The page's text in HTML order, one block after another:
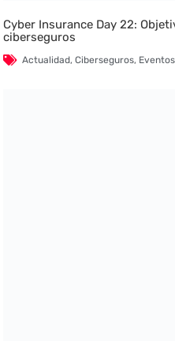
Cyber Insurance Day 22:
ciberseguros
Actualidad,Ciberseguros, Eventos